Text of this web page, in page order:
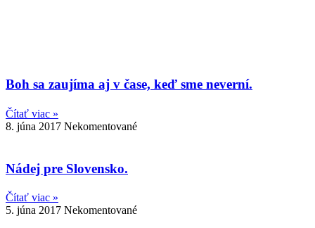
Boh sa zaujíma aj v čase, keď sme neverní.
Čítať viac »
8. júna 2017 Nekomentované
Nádej pre Slovensko.
Čítať viac »
5. júna 2017 Nekomentované